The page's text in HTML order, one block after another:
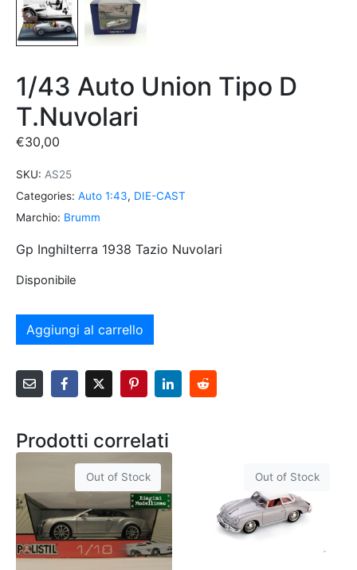
1/43 Auto Union Tipo D
T.Nuvolari
€30,00
SKU: AS25
Categories: Auto 1:43, DIE-CAST
Marchio: Brumm
Gp Inghilterra 1938 Tazio Nuvolari
Disponibile
Aggiungi al carrello
Prodotti correlati
Out of Stock Out of Stock